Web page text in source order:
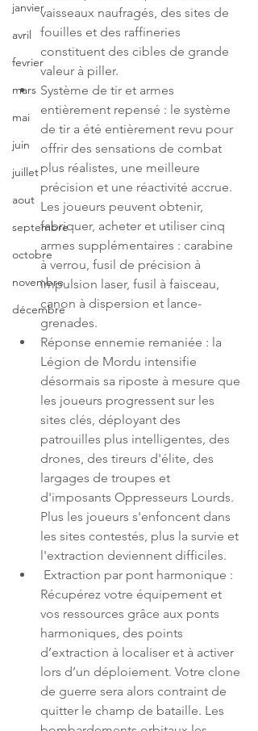
janvier
avril
fevrier
mars
mai
juin
juillet
aout
septembre
octobre
novembre
décembre
vaisseaux naufragés, des sites de
fouilles et des raffineries
constituent des cibles de grande
valeur à piller.
Système de tir et armes
entièrement repensé : le système
de tir a été entièrement revu pour
offrir des sensations de combat
plus réalistes, une meilleure
précision et une réactivité accrue.
Les joueurs peuvent obtenir,
fabriquer, acheter et utiliser cinq
armes supplémentaires : carabine
à verrou, fusil de précision à
impulsion laser, fusil à faisceau,
canon à dispersion et lance-
grenades.
Réponse ennemie remaniée : la
Légion de Mordu intensifie
désormais sa riposte à mesure que
les joueurs progressent sur les
sites clés, déployant des
patrouilles plus intelligentes, des
drones, des tireurs d'élite, des
largages de troupes et
d'imposants Oppresseurs Lourds.
Plus les joueurs s'enfoncent dans
les sites contestés, plus la survie et
l'extraction deviennent difficiles.
Extraction par pont harmonique :
Récupérez votre équipement et
vos ressources grâce aux ponts
harmoniques, des points
d’extraction à localiser et à activer
lors d’un déploiement. Votre clone
de guerre sera alors contraint de
quitter le champ de bataille. Les